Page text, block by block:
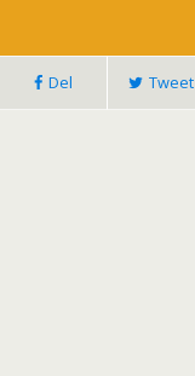
Del Tweet